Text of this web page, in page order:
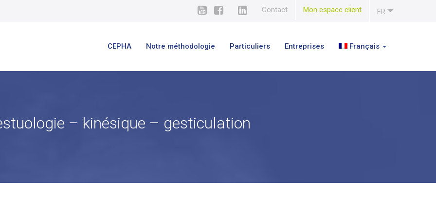
FR
Contact Mon espace client
CEPHA Notre méthodologie Particuliers Entreprises Français
– kinésique – gesticulation